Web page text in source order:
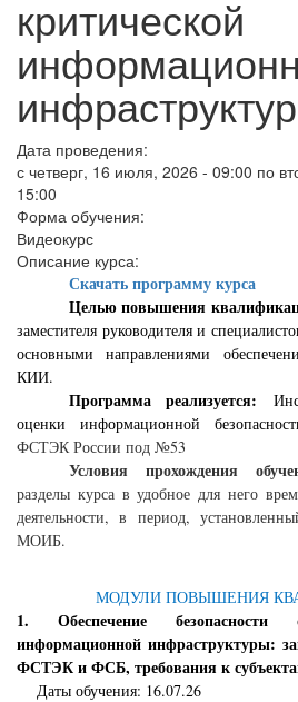
критической
Дата проведения:
с четверг, 16 июля, 2026 - 09:00 по
15:00
Форма обучения:
Видеокурс
Описание курса:
Скачать программу курса
Целью повышения
заместителя руководителя и
основными направлениями
КИИ.
Программа реализуется:
оценки информационной
ФСТЭК России под №53
Условия прохождения
разделы курса в удобное для него
деятельности, в период,
МОИБ.
МОДУЛИ ПОВЫШЕНИЯ
1. Обеспечение безопасности
информационной инфраструктуры:
ФСТЭК и ФСБ, требования к
Даты обучения: 16.07.26